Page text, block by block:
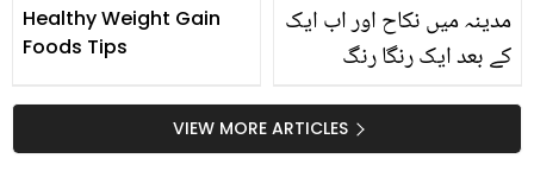
Healthy Weight Gain
Foods Tips
مدینہ میں نکاح اور اب ایک
کے بعد ایک رنگا رنگ
شانزے کی مہندی تصاویر
وائرل
VIEW MORE ARTICLES